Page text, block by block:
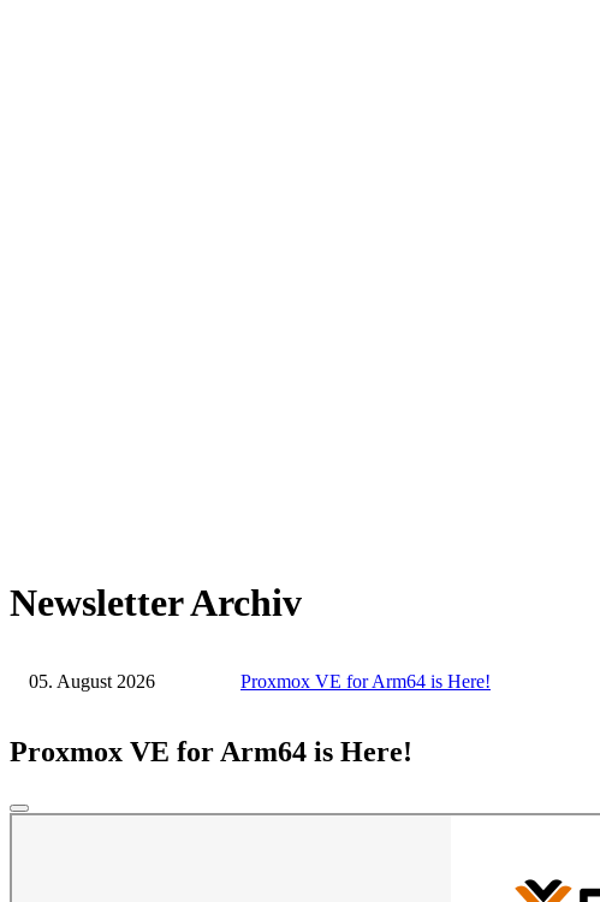
Newsletter Archiv
05. August 2026 Proxmox VE for Arm64 is Here!
Proxmox VE for Arm64 is Here!